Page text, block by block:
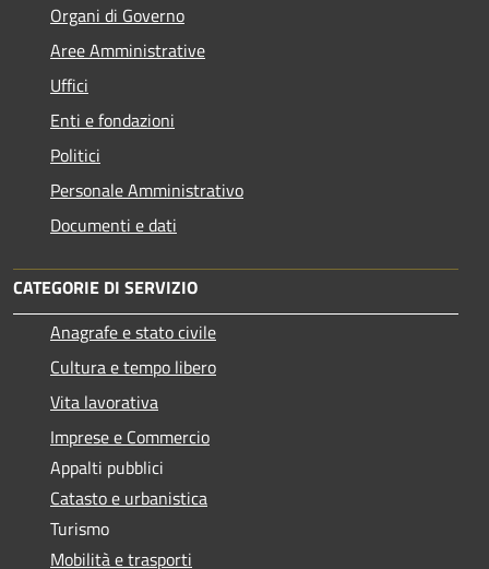
Organi di Governo
Aree Amministrative
Uffici
Enti e fondazioni
Politici
Personale Amministrativo
Documenti e dati
CATEGORIE DI SERVIZIO
Anagrafe e stato civile
Cultura e tempo libero
Vita lavorativa
Imprese e Commercio
Appalti pubblici
Catasto e urbanistica
Turismo
Mobilità e trasporti